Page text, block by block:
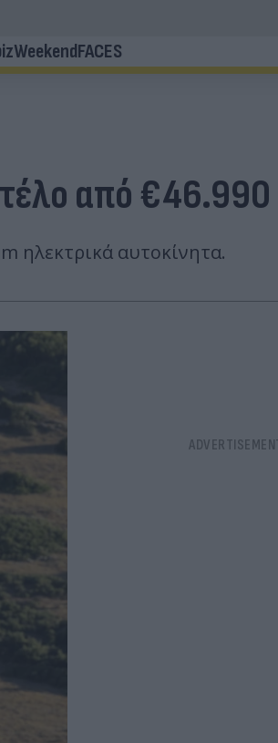
WeekendFACES
από €46.990
ηλεκτρικά αυτοκίνητα.